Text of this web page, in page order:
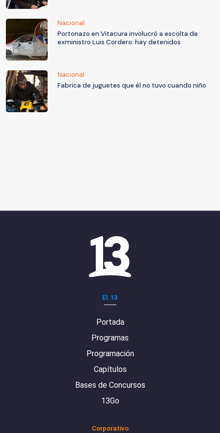
Nacional
Portonazo en Vitacura involucró a escolta de
exministro Luis Cordero: hay detenidos
Nacional
Fabrica de juguetes que él no tuvo cuando niño
El 13
Portada
Programas
Programación
Capítulos
Bases de Concursos
13Go
Corporativo